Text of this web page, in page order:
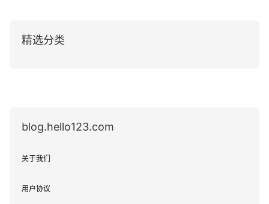
精选分类
blog.hello123.com
关于我们
用户协议